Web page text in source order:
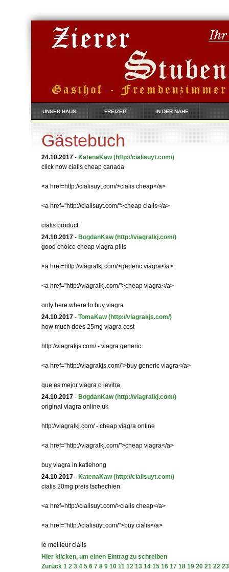
UNSER HAUS FREIZEIT IN DER NÄHE
Gästebuch
24.10.2017 - KatenaKaw (http://cialisuyt.com/)
click now cialis cheap canada
<a href=http://cialisuyt.com/>cialis cheap</a>
<a href="http://cialisuyt.com/">cheap cialis</a>
cialis product
24.10.2017 - BogdanKaw (http://viagralkj.com/)
good choice cheap viagra pills
<a href=http://viagralkj.com/>generic viagra</a>
<a href="http://viagralkj.com/">cheap viagra</a>
only here where to buy viagra
24.10.2017 - TomaKaw (http://viagrakjs.com/)
how much does 25mg viagra cost
http://viagrakjs.com/ - viagra generic
<a href="http://viagrakjs.com/">buy generic viagra</a>
que es mejor viagra o levitra
24.10.2017 - BogdanKaw (http://viagralkj.com/)
original viagra online uk
http://viagralkj.com/ - cheap viagra online
<a href="http://viagralkj.com/">cheap viagra</a>
buy viagra in katlehong
24.10.2017 - KatenaKaw (http://cialisuyt.com/)
cialis 20mg preis tschechien
<a href=http://cialisuyt.com/>cialis cheap</a>
<a href="http://cialisuyt.com/">buy cialis</a>
le meilleur cialis
Hier klicken, um einen Eintrag zu schreiben
Zurück 1 2 3 4 5 6 7 8 9 10 11 12 13 14 15 16 17 18 19 20 21 22 23